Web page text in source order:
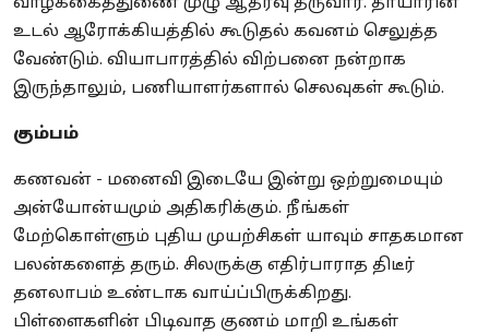
உடல் ஆரோக்கியத்தில் கூடுதல் கவனம் செலுத்த
வேண்டும். வியாபாரத்தில் விற்பனை நன்றாக
இருந்தாலும், பணியாளர்களால் செலவுகள் கூடும்.
கும்பம்
கணவன் - மனைவி இடையே இன்று ஒற்றுமையும்
அன்யோன்யமும் அதிகரிக்கும். நீங்கள்
மேற்கொள்ளும் புதிய முயற்சிகள் யாவும் சாதகமான
பலன்களைத் தரும். சிலருக்கு எதிர்பாராத திடீர்
தனலாபம் உண்டாக வாய்ப்பிருக்கிறது.
பிள்ளைகளின் பிடிவாத குணம் மாறி உங்கள்